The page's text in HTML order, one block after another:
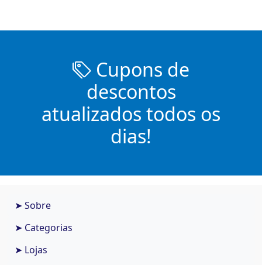
Cupons de
descontos
atualizados todos os
dias!
➤ Sobre
➤ Categorias
➤ Lojas